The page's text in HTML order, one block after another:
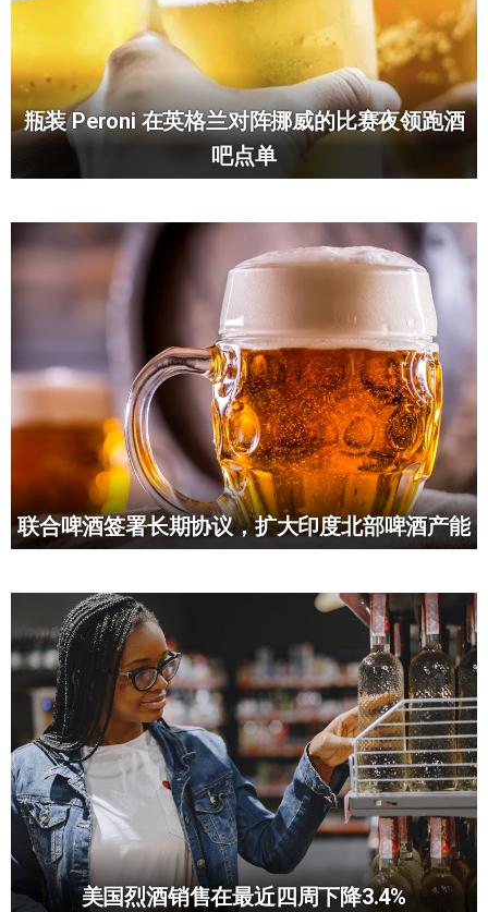
瓶装 Peroni 在英格兰对阵挪威的比赛夜领跑酒
吧点单
联合啤酒签署长期协议，扩大印度北部啤酒产能
美国烈酒销售在最近四周下降3.4%